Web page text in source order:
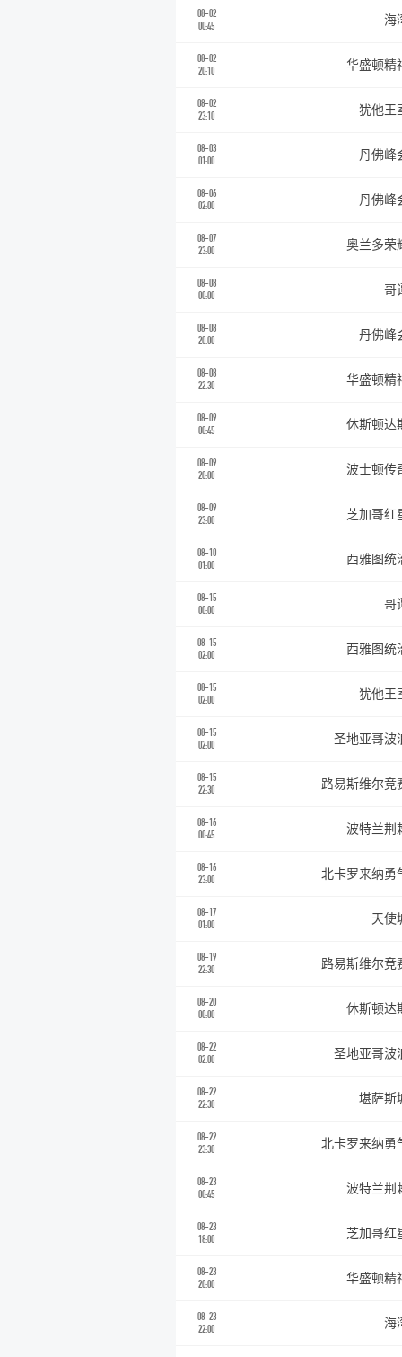
08-02
00:45
海
08-02
20:10
华盛顿精
08-02
23:10
犹他王
08-03
01:00
丹佛峰
08-06
02:00
丹佛峰
08-07
23:00
奥兰多荣
08-08
00:00
哥
08-08
20:00
丹佛峰
08-08
22:30
华盛顿精
08-09
00:45
休斯顿达
08-09
20:00
波士顿传
08-09
23:00
芝加哥红
08-10
01:00
西雅图统
08-15
00:00
哥
08-15
02:00
西雅图统
08-15
02:00
犹他王
08-15
02:00
圣地亚哥波
08-15
22:30
路易斯维尔竞
08-16
00:45
波特兰荆
08-16
23:00
北卡罗来纳勇
08-17
01:00
天使
08-19
22:30
路易斯维尔竞
08-20
00:00
休斯顿达
08-22
02:00
圣地亚哥波
08-22
22:30
堪萨斯
08-22
23:30
北卡罗来纳勇
08-23
00:45
波特兰荆
08-23
18:00
芝加哥红
08-23
20:00
华盛顿精
08-23
22:00
海